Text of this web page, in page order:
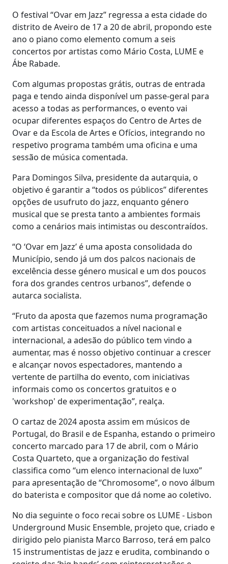
O festival “Ovar em Jazz” regressa a esta cidade do
distrito de Aveiro de 17 a 20 de abril, propondo este
ano o piano como elemento comum a seis
concertos por artistas como Mário Costa, LUME e
Ábe Rabade.
Com algumas propostas grátis, outras de entrada
paga e tendo ainda disponível um passe-geral para
acesso a todas as performances, o evento vai
ocupar diferentes espaços do Centro de Artes de
Ovar e da Escola de Artes e Ofícios, integrando no
respetivo programa também uma oficina e uma
sessão de música comentada.
Para Domingos Silva, presidente da autarquia, o
objetivo é garantir a “todos os públicos” diferentes
opções de usufruto do jazz, enquanto género
musical que se presta tanto a ambientes formais
como a cenários mais intimistas ou descontraídos.
“O ‘Ovar em Jazz’ é uma aposta consolidada do
Município, sendo já um dos palcos nacionais de
excelência desse género musical e um dos poucos
fora dos grandes centros urbanos”, defende o
autarca socialista.
“Fruto da aposta que fazemos numa programação
com artistas conceituados a nível nacional e
internacional, a adesão do público tem vindo a
aumentar, mas é nosso objetivo continuar a crescer
e alcançar novos espectadores, mantendo a
vertente de partilha do evento, com iniciativas
informais como os concertos gratuitos e o
'workshop' de experimentação”, realça.
O cartaz de 2024 aposta assim em músicos de
Portugal, do Brasil e de Espanha, estando o primeiro
concerto marcado para 17 de abril, com o Mário
Costa Quarteto, que a organização do festival
classifica como “um elenco internacional de luxo”
para apresentação de “Chromosome”, o novo álbum
do baterista e compositor que dá nome ao coletivo.
No dia seguinte o foco recai sobre os LUME - Lisbon
Underground Music Ensemble, projeto que, criado e
dirigido pelo pianista Marco Barroso, terá em palco
15 instrumentistas de jazz e erudita, combinando o